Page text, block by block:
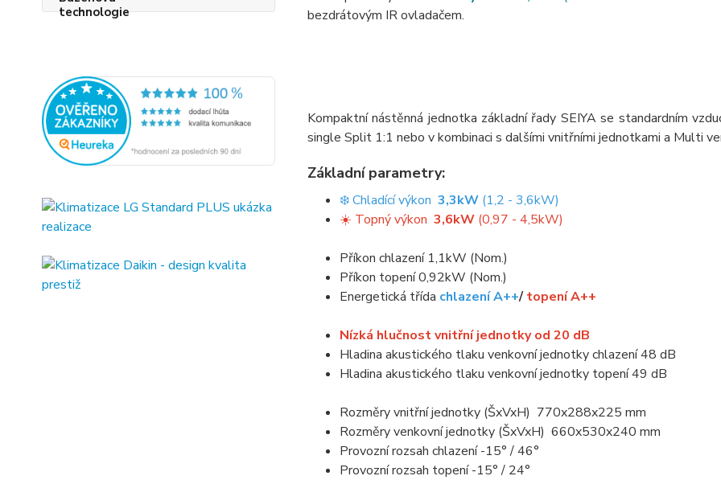
bezdrátovým IR ovladačem.
Kompaktní nástěnná jednotka základní řady SEIYA se standardním
single Split 1:1 nebo v kombinaci s dalšími vnitřními jednotkami a Multi
Základní parametry:
❄️ Chladící výkon 3,3kW (1,2 - 3,6kW)
☀️ Topný výkon 3,6kW (0,97 - 4,5kW)
Příkon chlazení 1,1kW (Nom.)
Příkon topení 0,92kW (Nom.)
Energetická třída chlazení A++/topení A++
Nízká hlučnost vnitřní jednotky od 20 dB
Hladina akustického tlaku venkovní jednotky chlazení 48 dB
Hladina akustického tlaku venkovní jednotky topení 49 dB
Rozměry vnitřní jednotky (ŠxVxH) 770x288x225 mm
Rozměry venkovní jednotky (ŠxVxH) 660x530x240 mm
Provozní rozsah chlazení -15° / 46°
Provozní rozsah topení -15° / 24°